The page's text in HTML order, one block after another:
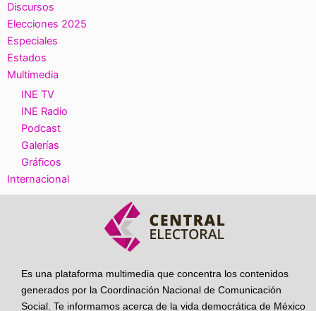
Discursos
Elecciones 2025
Especiales
Estados
Multimedia
INE TV
INE Radio
Podcast
Galerías
Gráficos
Internacional
Es una plataforma multimedia que concentra los contenidos
generados por la Coordinación Nacional de Comunicación
Social. Te informamos acerca de la vida democrática de México